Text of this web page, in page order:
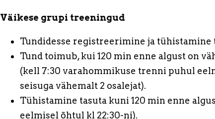
Väikese grupi treeningud
Tundidesse registreerimine ja tühistamine
Tund toimub, kui 120 min enne algust on
(kell 7:30 varahommikuse trenni puhul
seisuga vähemalt 2 osalejat).
Tühistamine tasuta kuni 120 min enne
eelmisel õhtul kl 22:30-ni).